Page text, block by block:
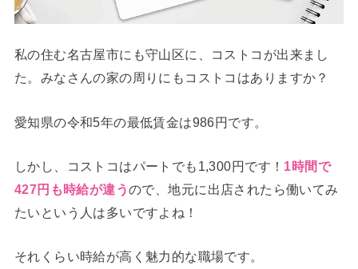
私の住む名古屋市にも守山区に、コストコが出来まし
た。みなさんの家の周りにもコストコはありますか？
愛知県の令和5年の最低賃金は986円です。
しかし、コストコはパートでも1,300円です！ 1時間で
427円も時給が違うので、地元に出店されたら働いてみ
たいという人は多いですよね！
それくらい時給が高く魅力的な職場です。